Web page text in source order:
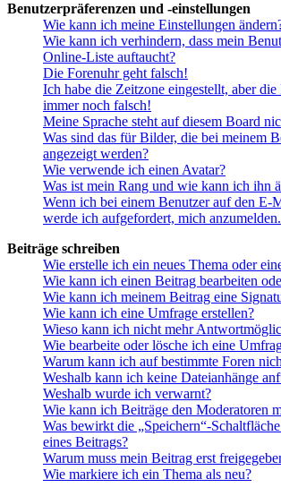
Benutzerpräferenzen und -einstellungen
Wie kann ich meine Einstellungen
Wie kann ich verhindern, dass mein
Online-Liste auftaucht?
Die Forenuhr geht falsch!
Ich habe die Zeitzone eingestellt, aber
immer noch falsch!
Meine Sprache steht auf diesem Board
Was sind das für Bilder, die bei meinem
angezeigt werden?
Wie verwende ich einen Avatar?
Was ist mein Rang und wie kann ich ihn
Wenn ich bei einem Benutzer auf den
werde ich aufgefordert, mich anzumelden.
Beiträge schreiben
Wie erstelle ich ein neues Thema oder
Wie kann ich einen Beitrag bearbeiten
Wie kann ich meinem Beitrag eine
Wie kann ich eine Umfrage erstellen?
Wieso kann ich nicht mehr
Wie bearbeite oder lösche ich eine
Warum kann ich auf bestimmte Foren
Weshalb kann ich keine Dateianhänge
Weshalb wurde ich verwarnt?
Wie kann ich Beiträge den Moderatoren
Was bewirkt die „Speichern“-
eines Beitrags?
Warum muss mein Beitrag erst
Wie markiere ich ein Thema als neu?